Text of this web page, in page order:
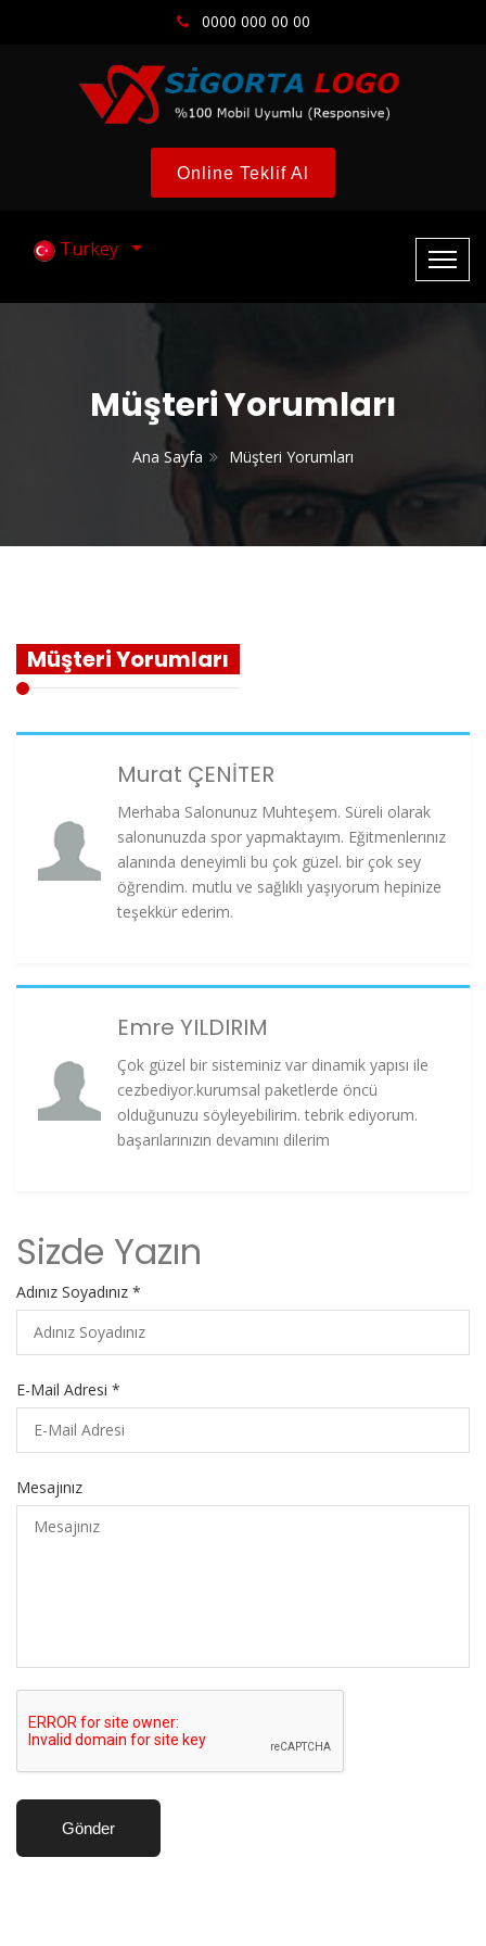
0000 000 00 00
Online Teklif Al
Turkey
Müşteri Yorumları
Ana Sayfa Müşteri Yorumları
Müşteri Yorumları
Murat ÇENİTER
Merhaba Salonunuz Muhteşem. Süreli olarak
salonunuzda spor yapmaktayım. Eğitmenlerınız
alanında deneyimli bu çok güzel. bir çok sey
öğrendim. mutlu ve sağlıklı yaşıyorum hepinize
teşekkür ederim.
Emre YILDIRIM
Çok güzel bir sisteminiz var dinamik yapısı ile
cezbediyor.kurumsal paketlerde öncü
olduğunuzu söyleyebilirim. tebrik ediyorum.
başarılarınızın devamını dilerim
Sizde Yazın
Adınız Soyadınız *
E-Mail Adresi *
Mesajınız
Gönder